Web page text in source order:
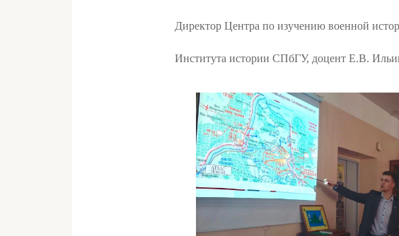
Директор Центра по изучению военной
Института истории СПбГУ, доцент Е.В.